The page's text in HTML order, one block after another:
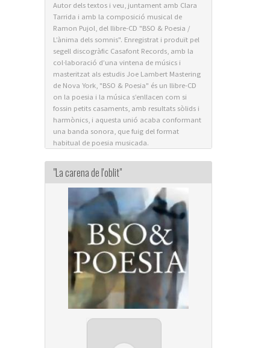
Autor dels textos i veu, juntament amb Clara
Tarrida i amb la composició musical de
Ramon Pujol, del llibre-CD "BSO & Poesia /
L’ànima dels somnis". Enregistrat i produït pel
segell discogràfic Casafont Records, amb la
col·laboració d’una vintena de músics i
masteritzat als estudis Joe Lambert Mastering
de Nova York, "BSO & Poesia" és un llibre-CD
on la poesia i la música s’enllacen com si
fossin petits casaments, amb resultats sòlids i
harmònics, i aquesta unió acaba conformant
una banda sonora, que fuig del format
habitual de poesia musicada.
"La carena de l'oblit"